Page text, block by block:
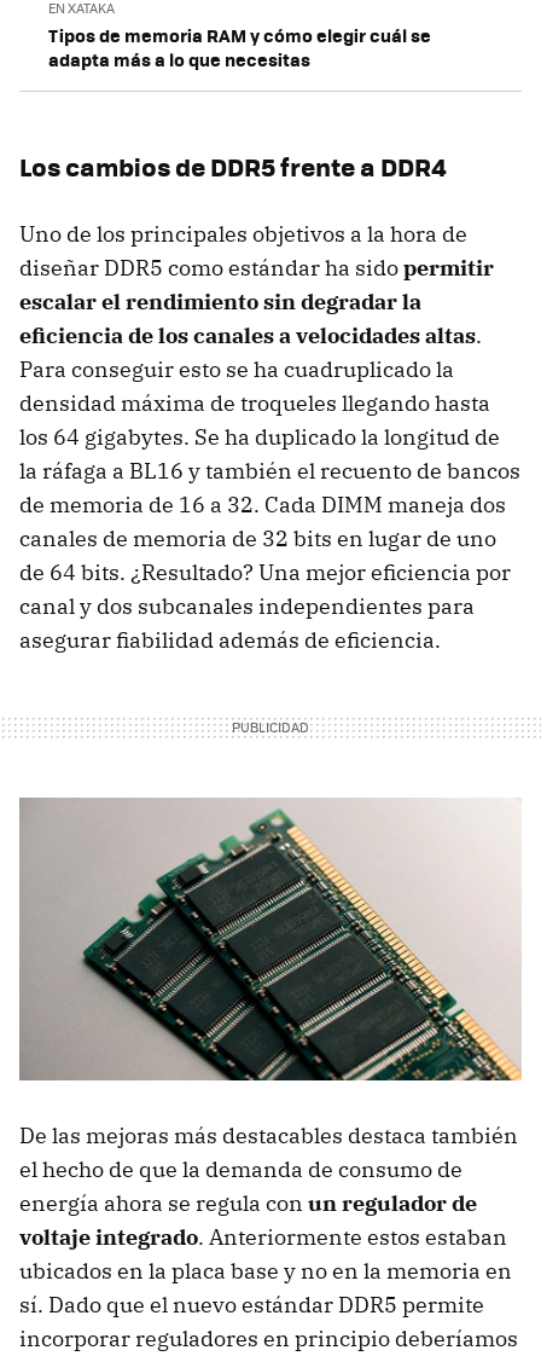
EN XATAKA
Tipos de memoria RAM y cómo elegir cuál se
adapta más a lo que necesitas
Los cambios de DDR5 frente a DDR4
Uno de los principales objetivos a la hora de
diseñar DDR5 como estándar ha sidopermitir
escalar el rendimiento sin degradar la
eficiencia de los canales a velocidades altas.
Para conseguir esto se ha cuadruplicado la
densidad máxima de troqueles llegando hasta
los 64 gigabytes. Se ha duplicado la longitud de
la ráfaga a BL16 y también el recuento de bancos
de memoria de 16 a 32. Cada DIMM maneja dos
canales de memoria de 32 bits en lugar de uno
de 64 bits. ¿Resultado? Una mejor eficiencia por
canal y dos subcanales independientes para
asegurar fiabilidad además de eficiencia.
De las mejoras más destacables destaca también
el hecho de que la demanda de consumo de
energía ahora se regula con un regulador de
voltaje integrado. Anteriormente estos estaban
ubicados en la placa base y no en la memoria en
sí. Dado que el nuevo estándar DDR5 permite
incorporar reguladores en principio deberíamos